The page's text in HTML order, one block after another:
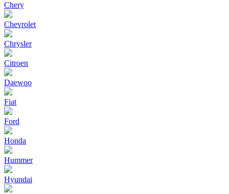
Chery
Chevrolet
Chrysler
Citroen
Daewoo
Fiat
Ford
Honda
Hummer
Hyundai